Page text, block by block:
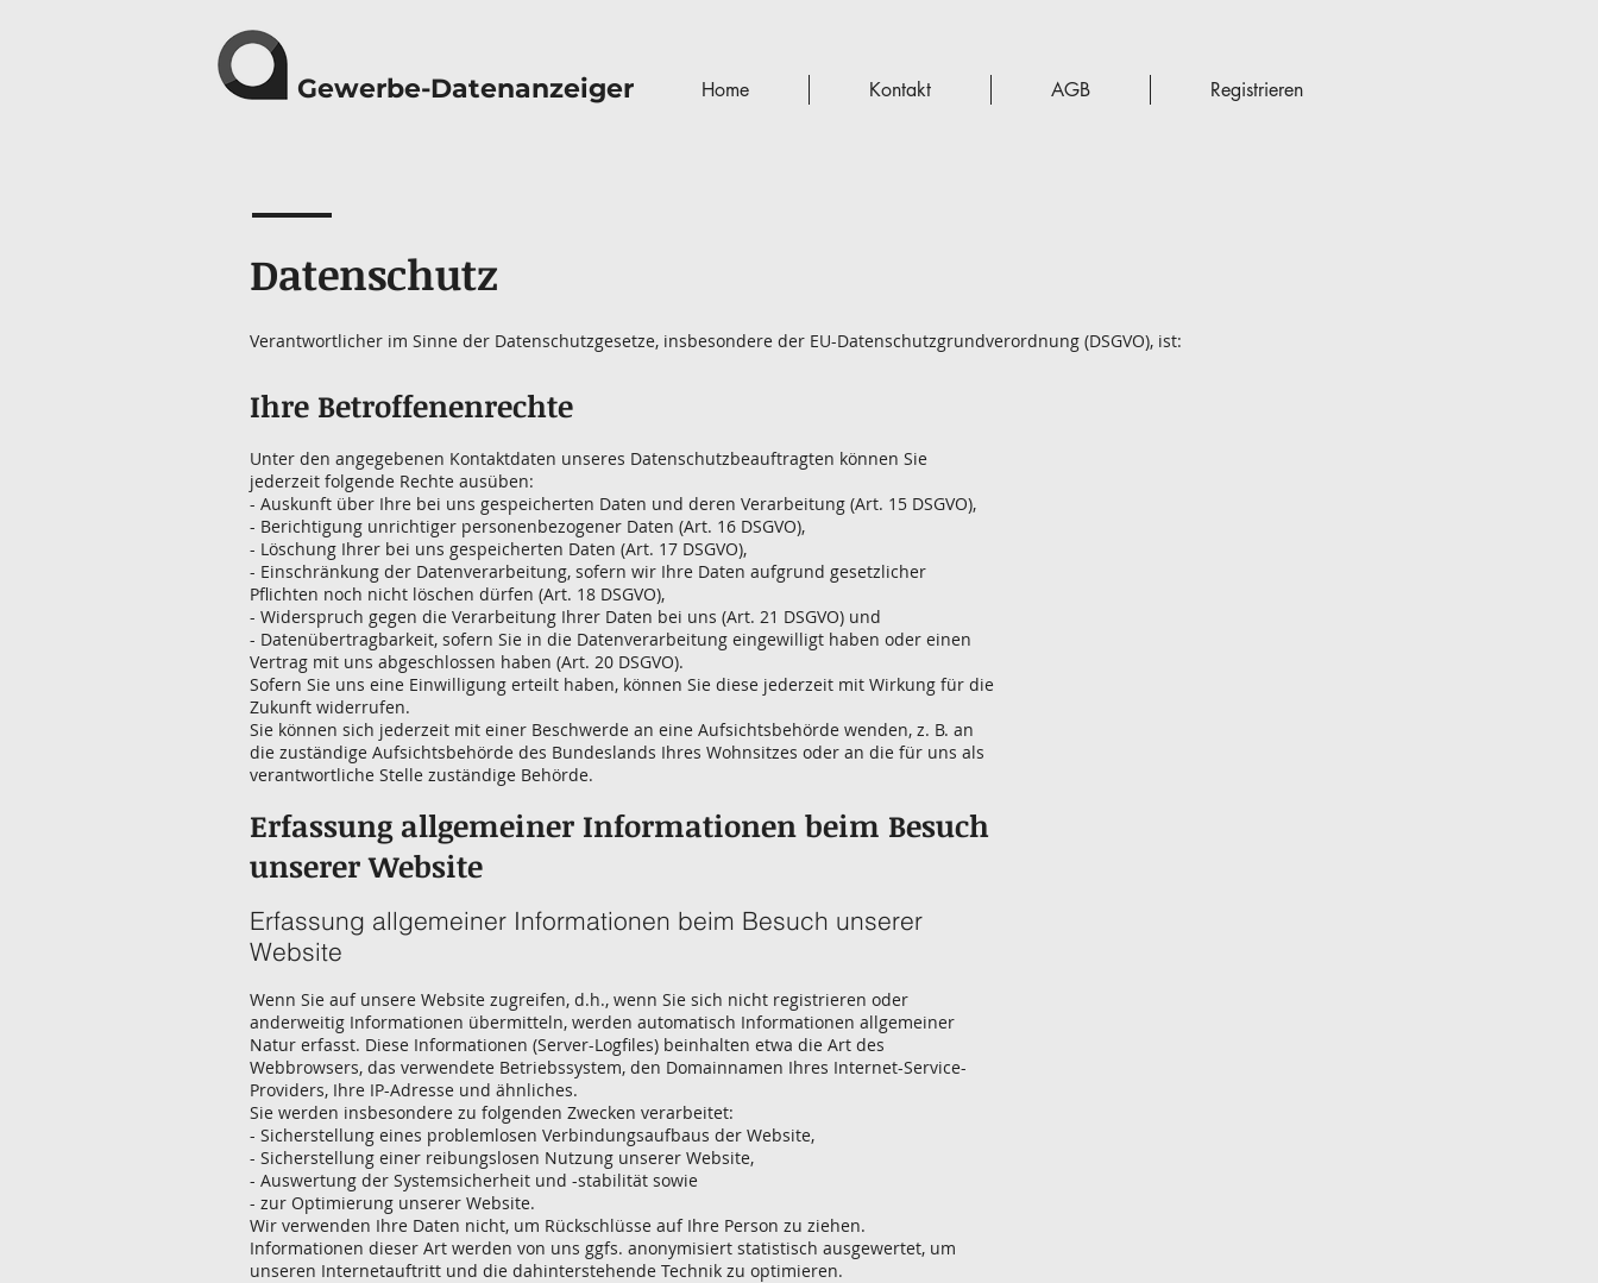
Gewerbe-Datenanzeiger Home Kontakt AGB Registrieren
Datenschutz
Verantwortlicher im Sinne der Datenschutzgesetze, insbesondere der EU-Datenschutzgrundverordnung (DSGVO), ist:
Ihre Betroffenenrechte
Unter den angegebenen Kontaktdaten unseres Datenschutzbeauftragten können Sie
jederzeit folgende Rechte ausüben:
- Auskunft über Ihre bei uns gespeicherten Daten und deren Verarbeitung (Art. 15 DSGVO),
- Berichtigung unrichtiger personenbezogener Daten (Art. 16 DSGVO),
- Löschung Ihrer bei uns gespeicherten Daten (Art. 17 DSGVO),
- Einschränkung der Datenverarbeitung, sofern wir Ihre Daten aufgrund gesetzlicher
Pflichten noch nicht löschen dürfen (Art. 18 DSGVO),
- Widerspruch gegen die Verarbeitung Ihrer Daten bei uns (Art. 21 DSGVO) und
- Datenübertragbarkeit, sofern Sie in die Datenverarbeitung eingewilligt haben oder einen
Vertrag mit uns abgeschlossen haben (Art. 20 DSGVO).
Sofern Sie uns eine Einwilligung erteilt haben, können Sie diese jederzeit mit Wirkung für die
Zukunft widerrufen.
Sie können sich jederzeit mit einer Beschwerde an eine Aufsichtsbehörde wenden, z. B. an
die zuständige Aufsichtsbehörde des Bundeslands Ihres Wohnsitzes oder an die für uns als
verantwortliche Stelle zuständige Behörde.
Erfassung allgemeiner Informationen beim Besuch
unserer Website
Erfassung allgemeiner Informationen beim Besuch unserer
Website
Wenn Sie auf unsere Website zugreifen, d.h., wenn Sie sich nicht registrieren oder
anderweitig Informationen übermitteln, werden automatisch Informationen allgemeiner
Natur erfasst. Diese Informationen (Server-Logfiles) beinhalten etwa die Art des
Webbrowsers, das verwendete Betriebssystem, den Domainnamen Ihres Internet-Service-
Providers, Ihre IP-Adresse und ähnliches.
Sie werden insbesondere zu folgenden Zwecken verarbeitet:
- Sicherstellung eines problemlosen Verbindungsaufbaus der Website,
- Sicherstellung einer reibungslosen Nutzung unserer Website,
- Auswertung der Systemsicherheit und -stabilität sowie
- zur Optimierung unserer Website.
Wir verwenden Ihre Daten nicht, um Rückschlüsse auf Ihre Person zu ziehen.
Informationen dieser Art werden von uns ggfs. anonymisiert statistisch ausgewertet, um
unseren Internetauftritt und die dahinterstehende Technik zu optimieren.